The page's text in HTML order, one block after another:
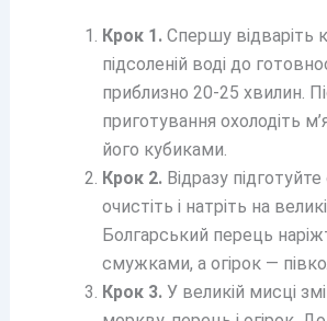
Крок 1.Спершу відваріть
підсоленій воді до
приблизно 20-25 хвилин.
приготування охолодіть
його кубиками.
Крок 2.Відразу
очистіть і натріть на
Болгарський перець
смужками, а огірок —
Крок 3.У великій мисці